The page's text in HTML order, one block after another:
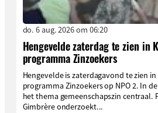
do. 6 aug. 2026 om 06:20
Hengevelde zaterdag te zien in
programma Zinzoekers
Hengevelde is zaterdagavond te zien in
programma Zinzoekers op NPO 2. In
het thema gemeenschapszin centraal.
Gimbrère onderzoekt...